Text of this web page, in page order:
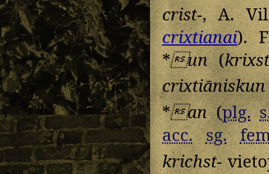
crist-, A.
crixtianai).
* un(
crixtiāniskun
* an(plg.
acc. sg.
krichst-